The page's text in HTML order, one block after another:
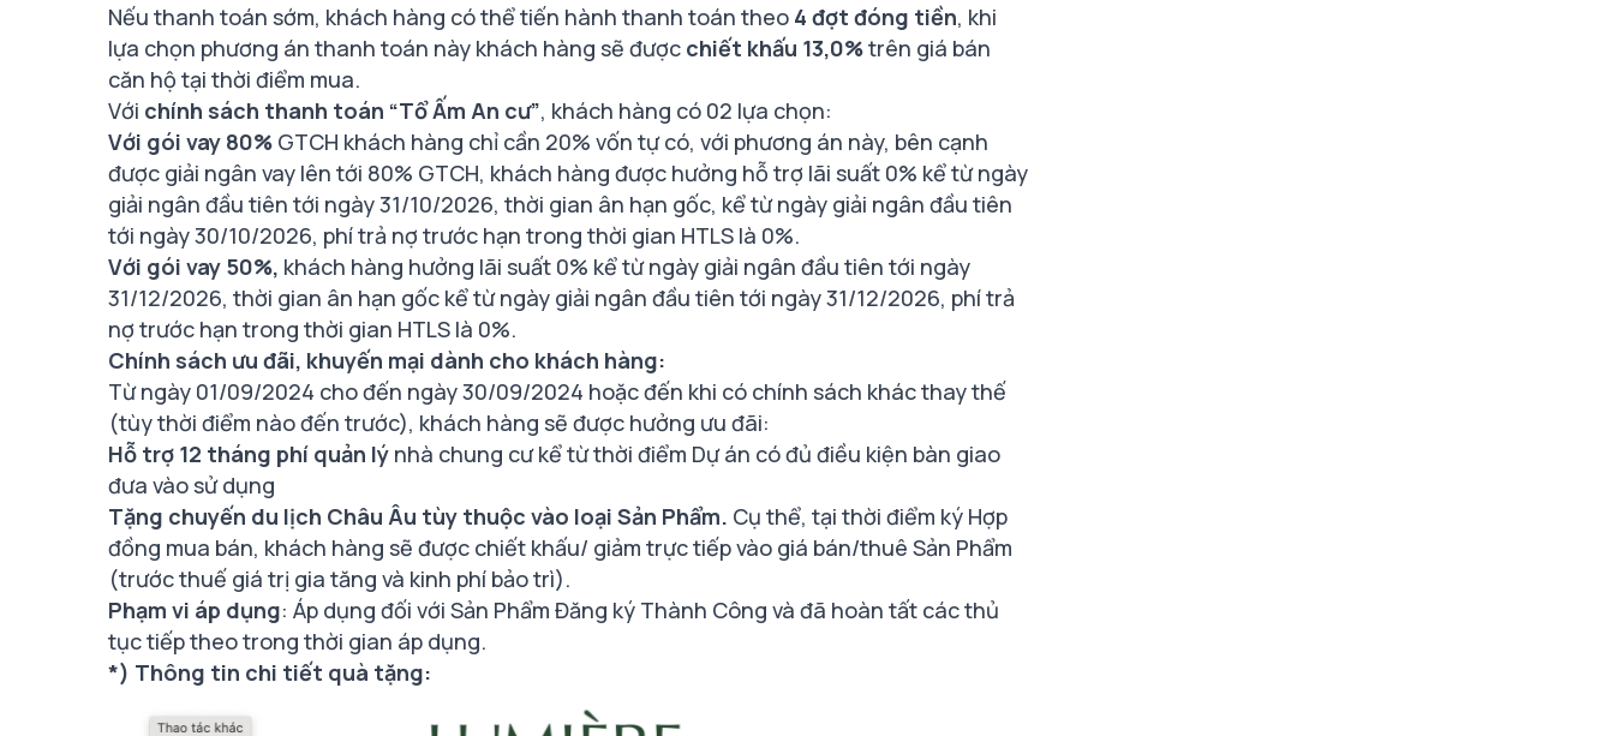
Nếu thanh toán sớm, khách hàng có thể tiến hành thanh toán theo 4 đợt đóng tiền, khi
lựa chọn phương án thanh toán này khách hàng sẽ được chiết khấu 13,0%trên giá bán
căn hộ tại thời điểm mua.
Với chính sách thanh toán “Tổ Ấm An cư”, khách hàng có 02 lựa chọn:
Với gói vay 80% GTCH khách hàng chỉ cần 20% vốn tự có, với phương án này, bên cạnh
được giải ngân vay lên tới 80% GTCH, khách hàng được hưởng hỗ trợ lãi suất 0% kể từ ngày
giải ngân đầu tiên tới ngày 31/10/2026, thời gian ân hạn gốc, kể từ ngày giải ngân đầu tiên
tới ngày 30/10/2026, phí trả nợ trước hạn trong thời gian HTLS là 0%.
Với gói vay 50%, khách hàng hưởng lãi suất 0% kể từ ngày giải ngân đầu tiên tới ngày
31/12/2026, thời gian ân hạn gốc kể từ ngày giải ngân đầu tiên tới ngày 31/12/2026, phí trả
nợ trước hạn trong thời gian HTLS là 0%.
Chính sách ưu đãi, khuyến mại dành cho khách hàng:
Từ ngày 01/09/2024 cho đến ngày 30/09/2024 hoặc đến khi có chính sách khác thay thế
(tùy thời điểm nào đến trước), khách hàng sẽ được hưởng ưu đãi:
Hỗ trợ 12 tháng phí quản lý nhà chung cư kể từ thời điểm Dự án có đủ điều kiện bàn giao
đưa vào sử dụng
Tặng chuyến du lịch Châu Âu tùy thuộc vào loại Sản Phẩm. Cụ thể, tại thời điểm ký Hợp
đồng mua bán, khách hàng sẽ được chiết khấu/ giảm trực tiếp vào giá bán/thuê Sản Phẩm
(trước thuế giá trị gia tăng và kinh phí bảo trì).
Phạm vi áp dụng: Áp dụng đối với Sản Phẩm Đăng ký Thành Công và đã hoàn tất các thủ
tục tiếp theo trong thời gian áp dụng.
*) Thông tin chi tiết quà tặng: